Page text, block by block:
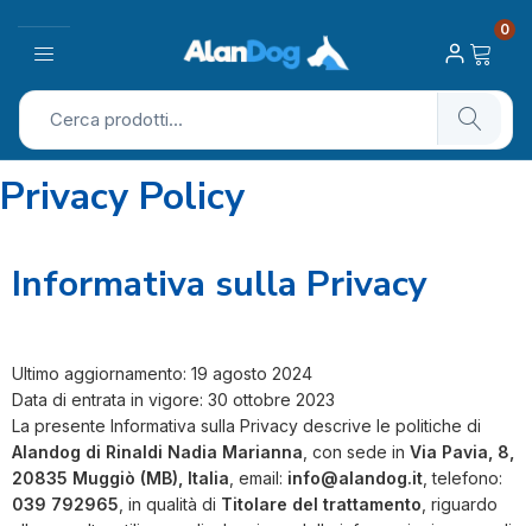
0
Privacy Policy
Informativa sulla Privacy
Ultimo aggiornamento: 19 agosto 2024
Data di entrata in vigore: 30 ottobre 2023
La presente Informativa sulla Privacy descrive le politiche di
Alandog di Rinaldi Nadia Marianna, con sede in Via Pavia, 8,
20835 Muggiò (MB), Italia, email: info@alandog.it, telefono:
039 792965, in qualità di Titolare del trattamento, riguardo